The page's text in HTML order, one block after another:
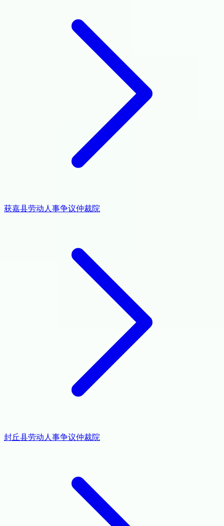
获嘉县劳动人事争议仲裁院
封丘县劳动人事争议仲裁院